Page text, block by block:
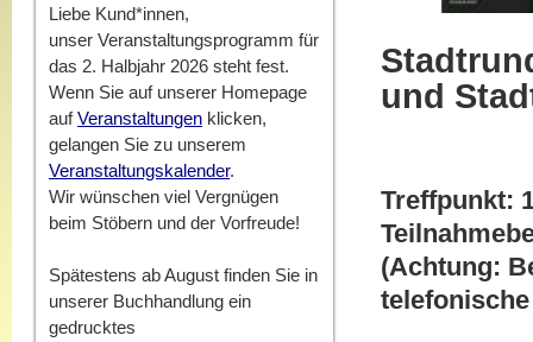
Liebe Kund*innen,
unser Veranstaltungsprogramm für
das 2. Halbjahr 2026 steht fest.
Wenn Sie auf unserer Homepage
aufVeranstaltungen klicken,
gelangen Sie zu unserem
Veranstaltungskalender.
Wir wünschen viel Vergnügen
beim Stöbern und der Vorfreude!
Spätestens ab August finden Sie in
unserer Buchhandlung ein
gedrucktes
und
Treffpunkt:
(Achtung: